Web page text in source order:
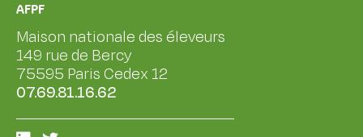
AFPF
Maison nationale des éleveurs
149 rue de Bercy
75595 Paris Cedex 12
07.69.81.16.62